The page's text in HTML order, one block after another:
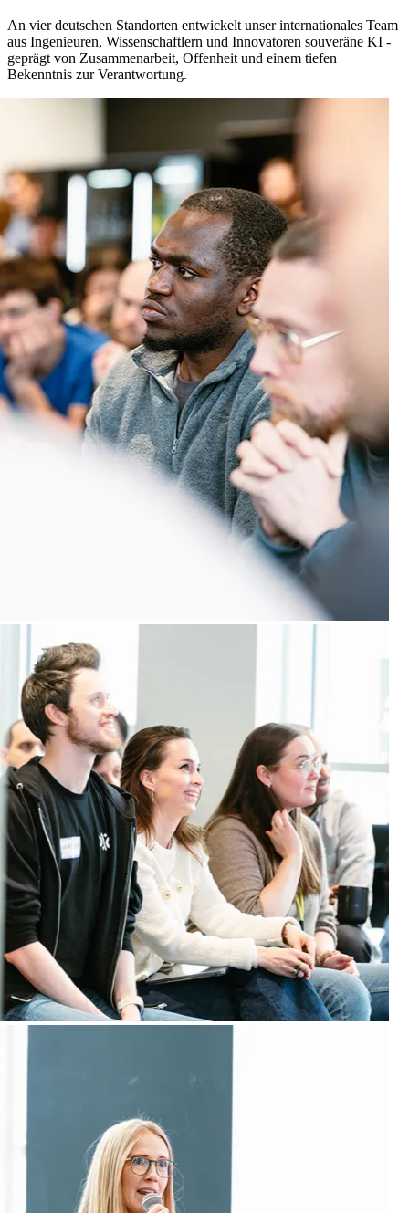
An vier deutschen Standorten entwickelt unser internationales Team
aus Ingenieuren, Wissenschaftlern und Innovatoren souveräne KI -
geprägt von Zusammenarbeit, Offenheit und einem tiefen
Bekenntnis zur Verantwortung.